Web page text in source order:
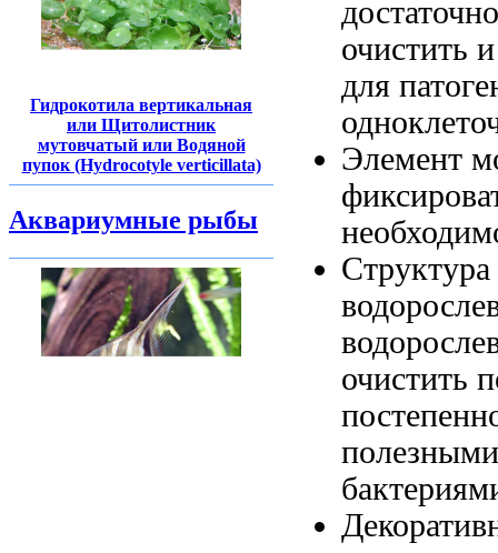
Гидрокотила вертикальная
или Щитолистник
мутовчатый или Водяной
пупок (Hydrocotyle verticillata)
Аквариумные рыбы
очистить
для
Элемент
очистить